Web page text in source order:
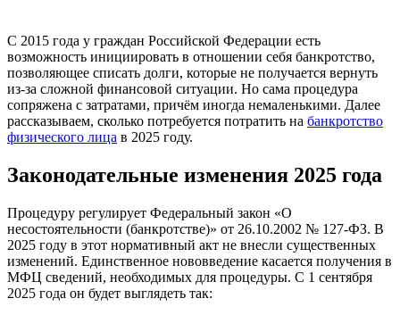
С 2015 года у граждан Российской Федерации есть
возможность инициировать в отношении себя банкротство,
позволяющее списать долги, которые не получается вернуть
из-за сложной финансовой ситуации. Но сама процедура
сопряжена с затратами, причём иногда немаленькими. Далее
рассказываем, сколько потребуется потратить на банкротство
физического лица в 2025 году.
Законодательные изменения 2025 года
Процедуру регулирует Федеральный закон «О
несостоятельности (банкротстве)» от 26.10.2002 № 127-ФЗ. В
2025 году в этот нормативный акт не внесли существенных
изменений. Единственное нововведение касается получения в
МФЦ сведений, необходимых для процедуры. С 1 сентября
2025 года он будет выглядеть так: